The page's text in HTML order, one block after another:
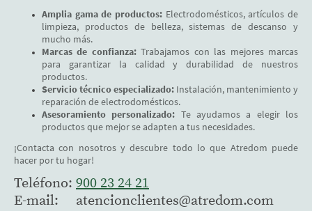
Amplia gama de productos: Electrodomésticos, artículos de
limpieza, productos de belleza, sistemas de descanso y
mucho más.
Marcas de confianza:Trabajamos con las mejores marcas
para garantizar la calidad y durabilidad de nuestros
productos.
Servicio técnico especializado: Instalación, mantenimiento y
reparación de electrodomésticos.
Asesoramiento personalizado: Te ayudamos a elegir los
productos que mejor se adapten a tus necesidades.
¡Contacta con nosotros y descubre todo lo que Atredom puede
hacer por tu hogar!
Teléfono: 900 23 24 21
E-mail: atencionclientes@atredom.com